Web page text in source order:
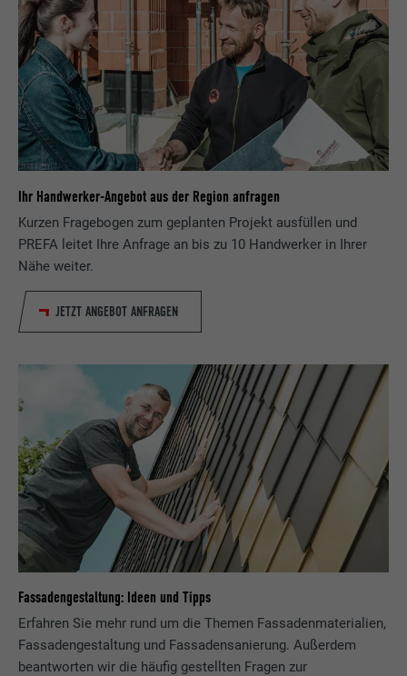
Ihr Handwerker-Angebot aus der Region anfragen
Kurzen Fragebogen zum geplanten Projekt ausfüllen und
PREFA leitet Ihre Anfrage an bis zu 10 Handwerker in Ihrer
Nähe weiter.
JETZT ANGEBOT ANFRAGEN
Fassadengestaltung: Ideen und Tipps
Erfahren Sie mehr rund um die Themen Fassadenmaterialien,
Fassadengestaltung und Fassadensanierung. Außerdem
beantworten wir die häufig gestellten Fragen zur